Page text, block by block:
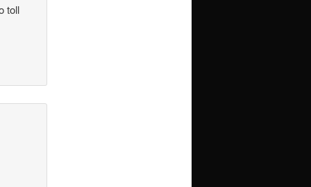
toll